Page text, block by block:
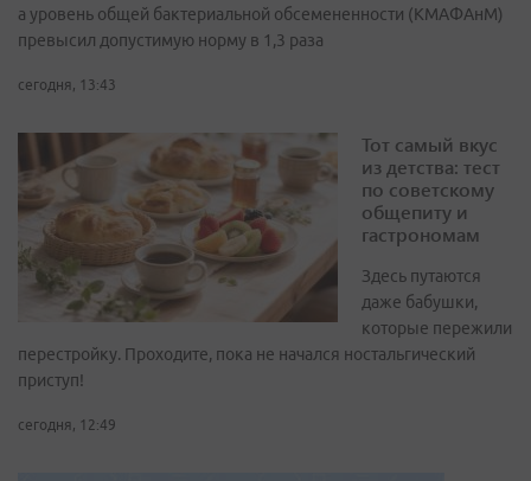
а уровень общей бактериальной обсемененности (КМАФАнМ)
превысил допустимую норму в 1,3 раза
сегодня, 13:43
Тот самый вкус
из детства: тест
по советскому
общепиту и
гастрономам
Здесь путаются
даже бабушки,
которые пережили
перестройку. Проходите, пока не начался ностальгический
приступ!
сегодня, 12:49